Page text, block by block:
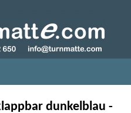
dunkelblau -